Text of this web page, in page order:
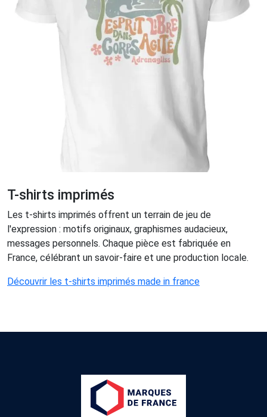
T-shirts imprimés
Les t-shirts imprimés offrent un terrain de jeu de
l'expression : motifs originaux, graphismes audacieux,
messages personnels. Chaque pièce est fabriquée en
France, célébrant un savoir-faire et une production locale.
Découvrir les t-shirts imprimés made in france